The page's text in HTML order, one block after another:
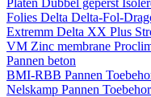
Platen Dubbel geperst
Folies Delta Delta-Fol-
Extremm Delta XX Plus
VM Zinc membrane
Pannen beton
BMI-RBB Pannen
Nelskamp Pannen